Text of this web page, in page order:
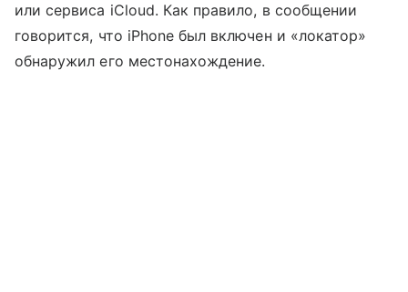
или сервиса iCloud. Как правило, в сообщении
говорится, что iPhone был включен и «локатор»
обнаружил его местонахождение.